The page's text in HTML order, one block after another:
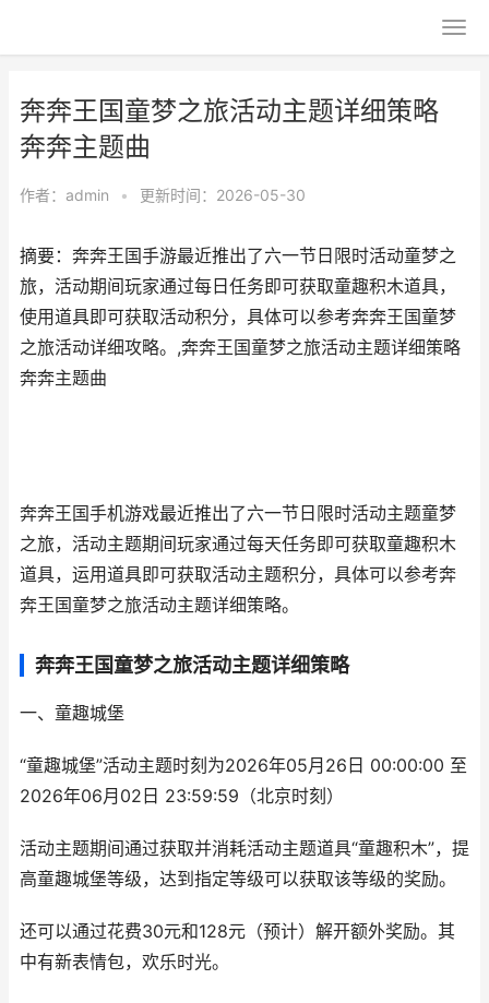
奔奔王国童梦之旅活动主题详细策略
奔奔主题曲
作者： admin • 更新时间：2026-05-30
摘要：奔奔王国手游最近推出了六一节日限时活动童梦之
旅，活动期间玩家通过每日任务即可获取童趣积木道具，
使用道具即可获取活动积分，具体可以参考奔奔王国童梦
之旅活动详细攻略。,奔奔王国童梦之旅活动主题详细策略
奔奔主题曲
奔奔王国手机游戏最近推出了六一节日限时活动主题童梦
之旅，活动主题期间玩家通过每天任务即可获取童趣积木
道具，运用道具即可获取活动主题积分，具体可以参考奔
奔王国童梦之旅活动主题详细策略。
奔奔王国童梦之旅活动主题详细策略
一、童趣城堡
“童趣城堡”活动主题时刻为2026年05月26日 00:00:00 至
2026年06月02日 23:59:59（北京时刻）
活动主题期间通过获取并消耗活动主题道具“童趣积木”，提
高童趣城堡等级，达到指定等级可以获取该等级的奖励。
还可以通过花费30元和128元（预计）解开额外奖励。其
中有新表情包，欢乐时光。